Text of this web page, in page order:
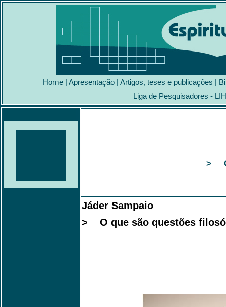
Home | Apresentação | Artigos, teses e publicações |
Liga de Pesquisadores -
> O
Jáder Sampaio
> O que são questões